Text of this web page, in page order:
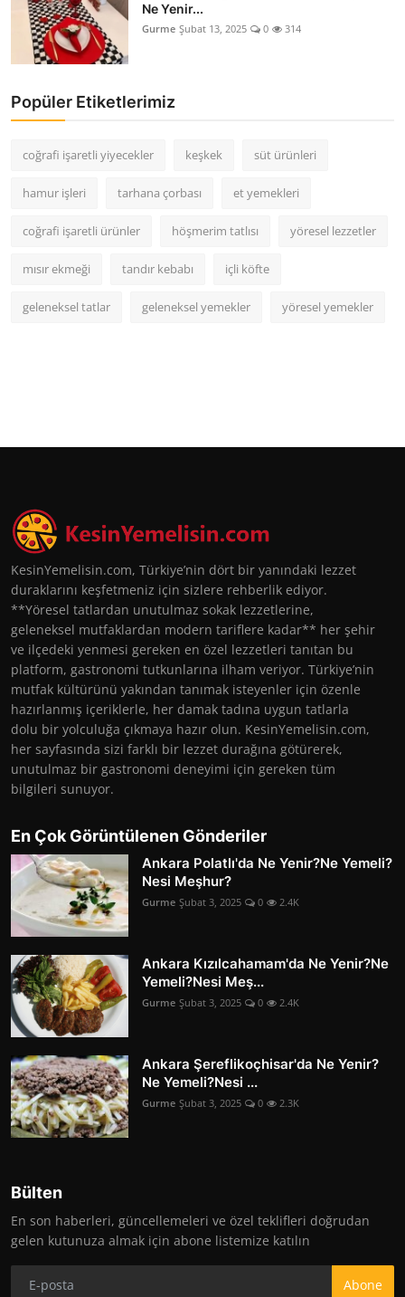
Ne Yenir...
Gurme Şubat 13, 2025 0 314
Popüler Etiketlerimiz
coğrafi işaretli yiyecekler keşkek süt ürünleri
hamur işleri tarhana çorbası et yemekleri
coğrafi işaretli ürünler höşmerim tatlısı yöresel lezzetler
mısır ekmeği tandır kebabı içli köfte
geleneksel tatlar geleneksel yemekler yöresel yemekler
KesinYemelisin.com, Türkiye’nin dört bir yanındaki lezzet
duraklarını keşfetmeniz için sizlere rehberlik ediyor.
**Yöresel tatlardan unutulmaz sokak lezzetlerine,
geleneksel mutfaklardan modern tariflere kadar** her şehir
ve ilçedeki yenmesi gereken en özel lezzetleri tanıtan bu
platform, gastronomi tutkunlarına ilham veriyor. Türkiye’nin
mutfak kültürünü yakından tanımak isteyenler için özenle
hazırlanmış içeriklerle, her damak tadına uygun tatlarla
dolu bir yolculuğa çıkmaya hazır olun. KesinYemelisin.com,
her sayfasında sizi farklı bir lezzet durağına götürerek,
unutulmaz bir gastronomi deneyimi için gereken tüm
bilgileri sunuyor.
En Çok Görüntülenen Gönderiler
Ankara Polatlı'da Ne Yenir?Ne Yemeli?
Nesi Meşhur?
Gurme Şubat 3, 2025 0 2.4K
Ankara Kızılcahamam'da Ne Yenir?Ne
Yemeli?Nesi Meş...
Gurme Şubat 3, 2025 0 2.4K
Ankara Şereflikoçhisar'da Ne Yenir?
Ne Yemeli?Nesi ...
Gurme Şubat 3, 2025 0 2.3K
Bülten
En son haberleri, güncellemeleri ve özel teklifleri doğrudan
gelen kutunuza almak için abone listemize katılın
Abone